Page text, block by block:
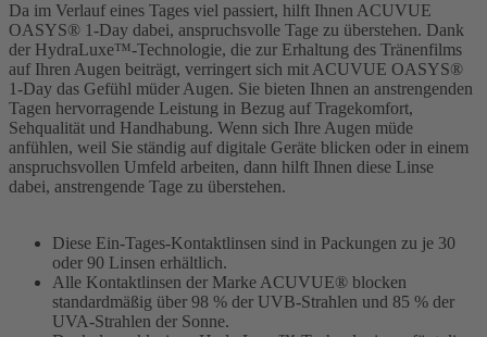
Da im Verlauf eines Tages viel passiert, hilft Ihnen ACUVUE
OASYS® 1-Day dabei, anspruchsvolle Tage zu überstehen. Dank
der HydraLuxe™-Technologie, die zur Erhaltung des Tränenfilms
auf Ihren Augen beiträgt, verringert sich mit ACUVUE OASYS®
1-Day das Gefühl müder Augen. Sie bieten Ihnen an anstrengenden
Tagen hervorragende Leistung in Bezug auf Tragekomfort,
Sehqualität und Handhabung. Wenn sich Ihre Augen müde
anfühlen, weil Sie ständig auf digitale Geräte blicken oder in einem
anspruchsvollen Umfeld arbeiten, dann hilft Ihnen diese Linse
dabei, anstrengende Tage zu überstehen.
Diese Ein-Tages-Kontaktlinsen sind in Packungen zu je 30
oder 90 Linsen erhältlich.
Alle Kontaktlinsen der Marke ACUVUE® blocken
standardmäßig über 98 % der UVB-Strahlen und 85 % der
UVA-Strahlen der Sonne.